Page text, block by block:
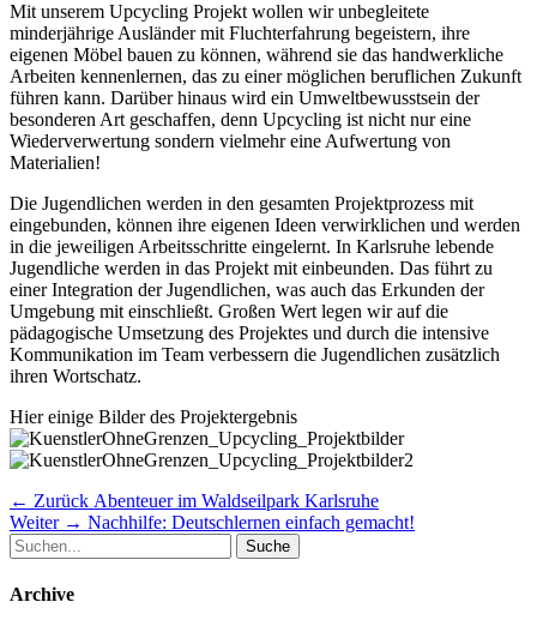
Mit unserem Upcycling Projekt wollen wir unbegleitete
minderjährige Ausländer mit Fluchterfahrung begeistern, ihre
eigenen Möbel bauen zu können, während sie das handwerkliche
Arbeiten kennenlernen, das zu einer möglichen beruflichen Zukunft
führen kann. Darüber hinaus wird ein Umweltbewusstsein der
besonderen Art geschaffen, denn Upcycling ist nicht nur eine
Wiederverwertung sondern vielmehr eine Aufwertung von
Materialien!
Die Jugendlichen werden in den gesamten Projektprozess mit
eingebunden, können ihre eigenen Ideen verwirklichen und werden
in die jeweiligen Arbeitsschritte eingelernt. In Karlsruhe lebende
Jugendliche werden in das Projekt mit einbeunden. Das führt zu
einer Integration der Jugendlichen, was auch das Erkunden der
Umgebung mit einschließt. Großen Wert legen wir auf die
pädagogische Umsetzung des Projektes und durch die intensive
Kommunikation im Team verbessern die Jugendlichen zusätzlich
ihren Wortschatz.
Hier einige Bilder des Projektergebnis
Beitragsnavigation
← Zurück Vorheriger
Beitrag:
Abenteuer im Waldseilpark Karlsruhe
Weiter → Nächster
Nachhilfe: Deutschlernen einfach gemacht!
Suche
nach:
Archive